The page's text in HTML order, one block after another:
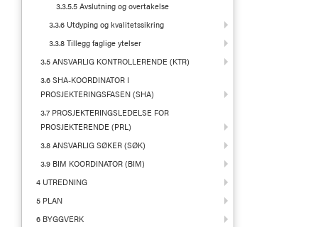
3.3.5.5 Avslutning og overtakelse
3.3.6 Utdyping og kvalitetssikring
3.3.8 Tillegg faglige ytelser
3.5 ANSVARLIG KONTROLLERENDE (KTR)
3.6 SHA-KOORDINATOR I
PROSJEKTERINGSFASEN (SHA)
3.7 PROSJEKTERINGSLEDELSE FOR
PROSJEKTERENDE (PRL)
3.8 ANSVARLIG SØKER (SØK)
3.9 BIM KOORDINATOR (BIM)
4 UTREDNING
5 PLAN
6 BYGGVERK